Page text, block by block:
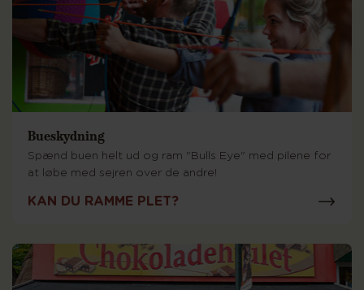
Bueskydning
Spænd buen helt ud og ram "Bulls Eye" med pilene for
at løbe med sejren over de andre!
KAN DU RAMME PLET?